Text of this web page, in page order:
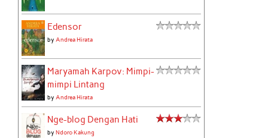
Edensor
byAndrea Hirata
Maryamah Karpov: Mimpi-
mimpi Lintang
byAndrea Hirata
Nge-blog Dengan Hati
byNdoro Kakung